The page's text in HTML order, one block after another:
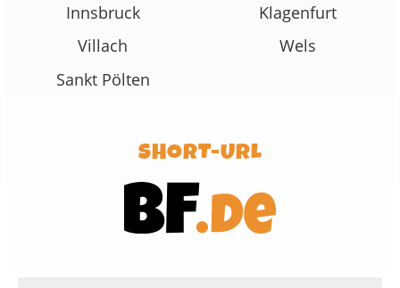
Innsbruck
Klagenfurt
Villach
Wels
Sankt Pölten
SHORT-URL